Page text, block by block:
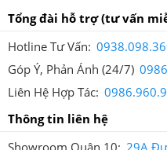
Tem chống giả điện
Tổng đài hỗ trợ(tư vấn
Hotline Tư Vấn:
Góp Ý, Phản Ánh (24/7)
Liên Hệ Hợp Tác:
Thông tin liên hệ